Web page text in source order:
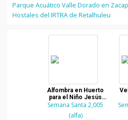
Parque Acuático Valle Dorado en
Hostales del IRTRA de Retalhuleu
Alfombra en Huerto
para el Niño Jesús
Nazareno de la
Demanda
Semana Santa 2,005
(alfa)